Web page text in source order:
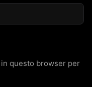
questo browser per